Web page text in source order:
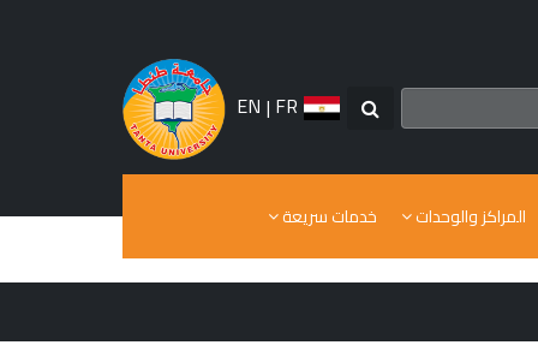
EN | FR
المراكز والوحدات خدمات سريعة